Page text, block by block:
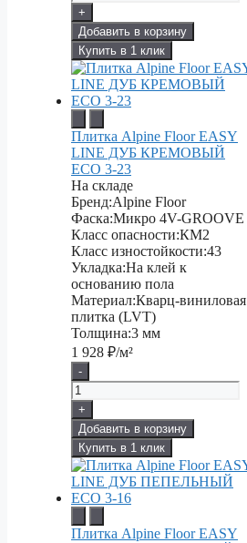
+
Добавить в корзину
Купить в 1 клик
Плитка Alpine Floor EASY
LINE ДУБ КРЕМОВЫЙ
ECO 3-23
На складе
Бренд:Alpine Floor
Фаска:Микро 4V-GROOVE
Класс опасности:КМ2
Класс изностойкости:43
Укладка:На клей к
основанию пола
Материал:Кварц-виниловая
плитка (LVT)
Толщина:3 мм
1 928 ₽/м²
-
+
Добавить в корзину
Купить в 1 клик
Плитка Alpine Floor EASY